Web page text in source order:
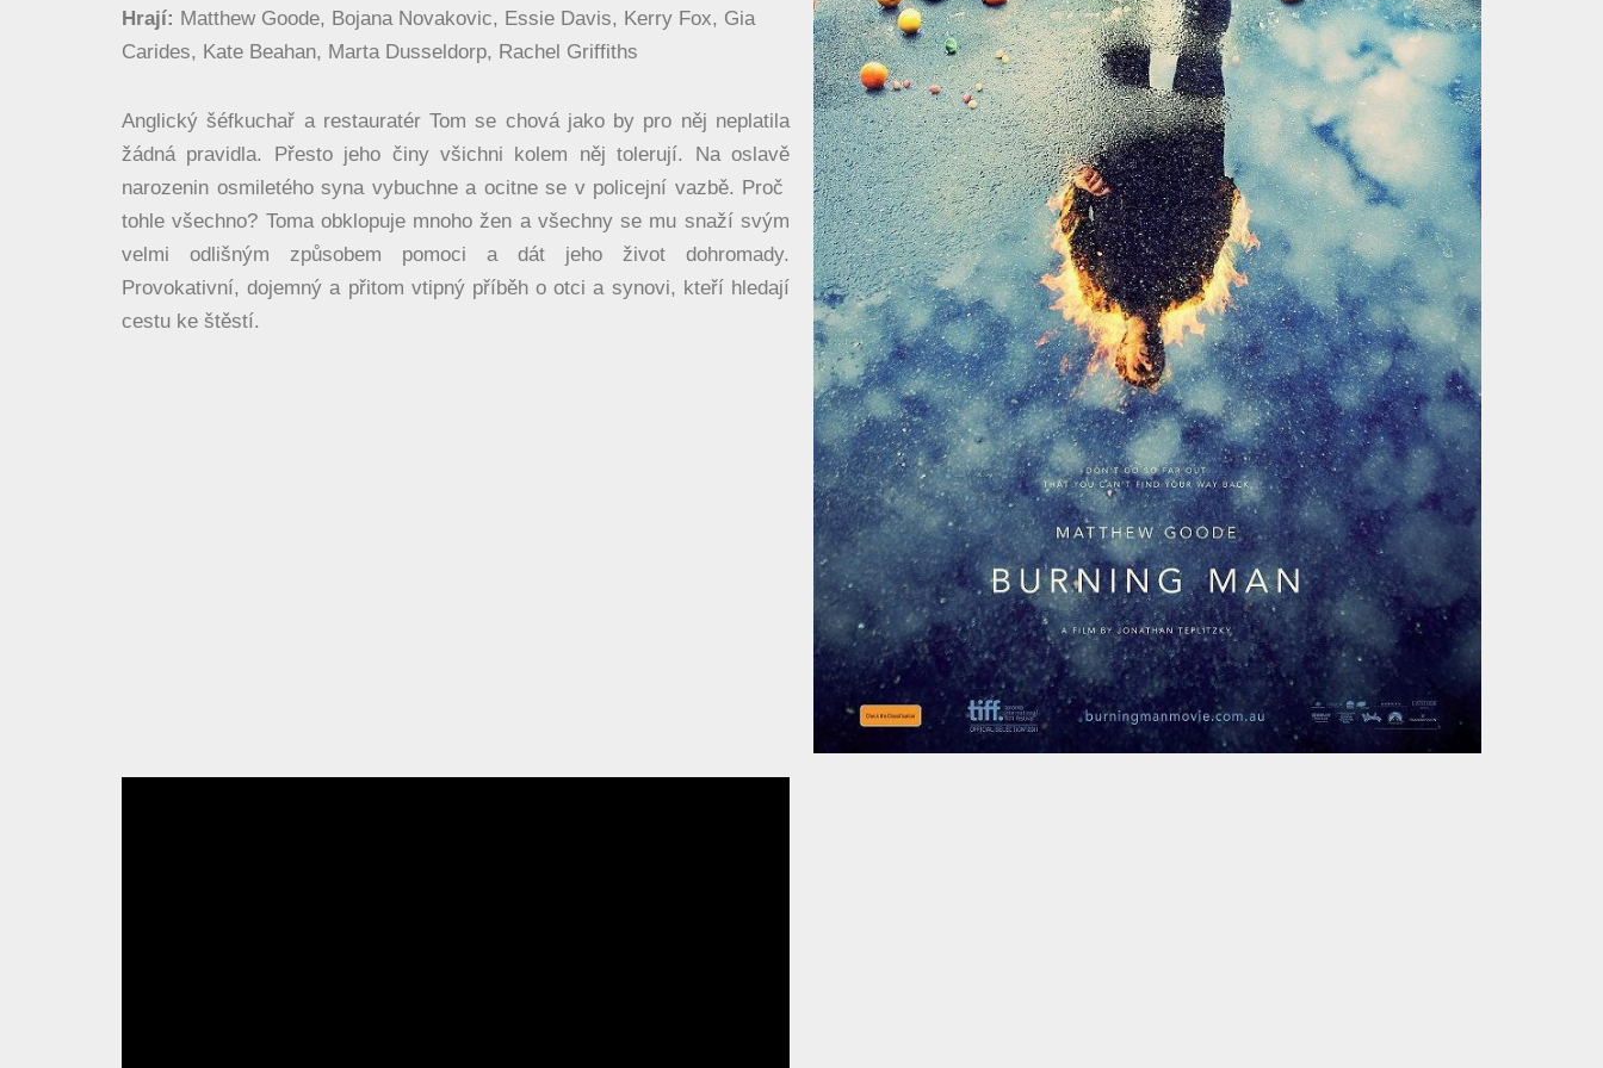
Hrají: Matthew Goode, Bojana Novakovic, Essie Davis, Kerry Fox, Gia
Carides, Kate Beahan, Marta Dusseldorp, Rachel Griffiths
Anglický šéfkuchař a restauratér Tom se chová jako by pro něj neplatila
žádná pravidla. Přesto jeho činy všichni kolem něj tolerují. Na oslavě
narozenin osmiletého syna vybuchne a ocitne se v policejní vazbě. Proč
tohle všechno? Toma obklopuje mnoho žen a všechny se mu snaží svým
velmi odlišným způsobem pomoci a dát jeho život dohromady.
Provokativní, dojemný a přitom vtipný příběh o otci a synovi, kteří hledají
cestu ke štěstí.